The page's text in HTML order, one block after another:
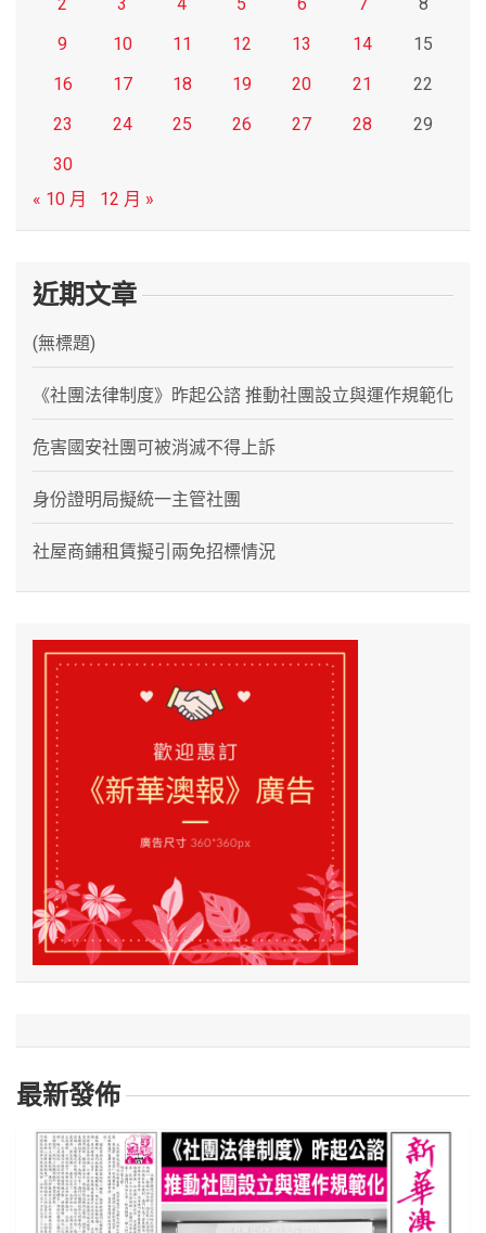
9
10 11 12 13 14
15
16
17 18 19 20 21
22
23
24 25 26 27 28
29
30
« 10 月
12 月 »
近期文章
(無標題)
《社團法律制度》昨起公諮 推動社團設立與運作規範化
危害國安社團可被消滅不得上訴
身份證明局擬統一主管社團
社屋商鋪租賃擬引兩免招標情況
最新發佈